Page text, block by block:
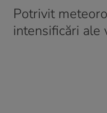
Potrivit
intensificări ale